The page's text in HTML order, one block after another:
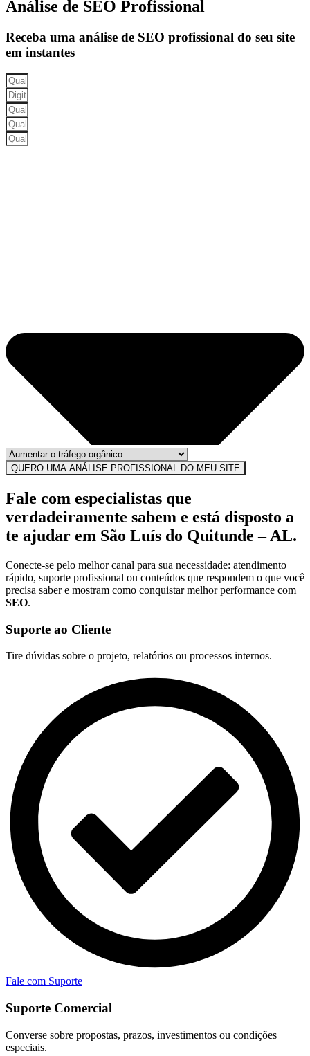
Análise de SEO Profissional
Receba uma análise de SEO profissional do seu site
em instantes
QUERO UMA ANÁLISE PROFISSIONAL DO MEU SITE
Fale com especialistas que
verdadeiramente sabem e está disposto a
te ajudar em São Luís do Quitunde – AL.
Conecte-se pelo melhor canal para sua necessidade: atendimento
rápido, suporte profissional ou conteúdos que respondem o que você
precisa saber e mostram como conquistar melhor performance com
SEO.
Suporte ao Cliente
Tire dúvidas sobre o projeto, relatórios ou processos internos.
Fale com Suporte
Suporte Comercial
Converse sobre propostas, prazos, investimentos ou condições
especiais.